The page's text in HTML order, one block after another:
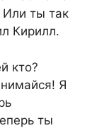
Или ты так
Кирилл.
кто?
Я
ты